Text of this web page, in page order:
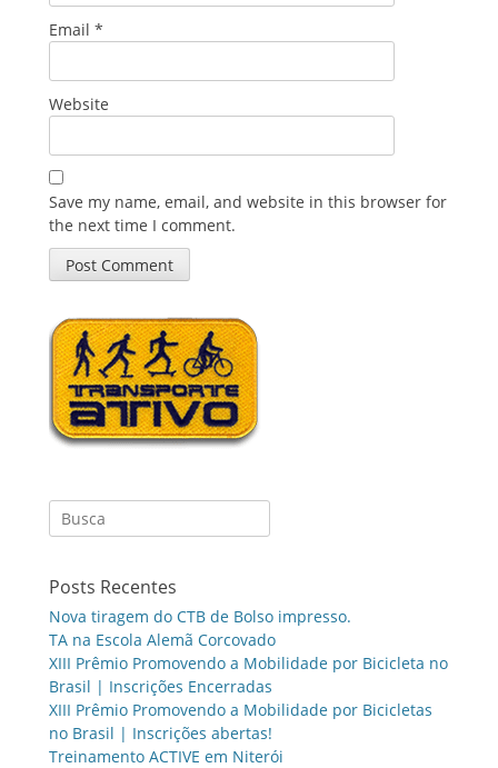
Email *
Website
Save my name, email, and website in this browser for
the next time I comment.
Search
for:
Posts Recentes
Nova tiragem do CTB de Bolso impresso.
TA na Escola Alemã Corcovado
XIII Prêmio Promovendo a Mobilidade por Bicicleta no
Brasil | Inscrições Encerradas
XIII Prêmio Promovendo a Mobilidade por Bicicletas
no Brasil | Inscrições abertas!
Treinamento ACTIVE em Niterói